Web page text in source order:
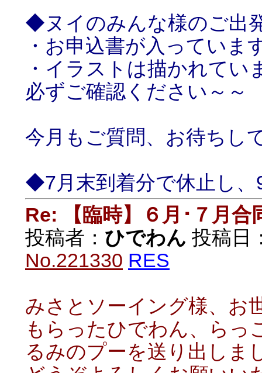
◆ヌイのみんな様のご出
・お申込書が入っていま
・イラストは描かれてい
必ずご確認ください～～
今月もご質問、お待ち
◆7月末到着分で休止し、
Re: 【臨時】６月･７月
投稿者： ひでわん 投稿日
No.221330 RES
みさとソーイング様、お
もらったひでわん、らっ
るみのプーを送り出しま